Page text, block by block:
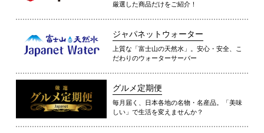
厳選した商品だけをご紹介！
ジャパネットウォーター
上質な「富士山の天然水」。安心・安全、こ
だわりのウォーターサーバー
グルメ定期便
毎月届く、日本各地の名物・名産品。「美味
しい」で生活を変えませんか？